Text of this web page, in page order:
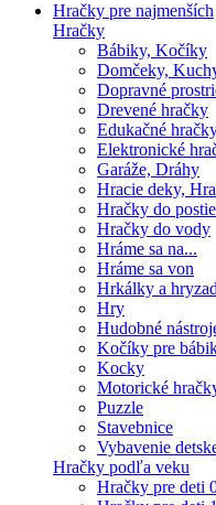
Hračky pre najmenších
Hračky
Bábiky, Kočíky
Domčeky,
Dopravné
Drevené hračky
Edukačné
Elektronické
Garáže, Dráhy
Hracie deky,
Hračky do
Hračky do vody
Hráme sa na...
Hráme sa von
Hrkálky a
Hry
Hudobné
Kočíky pre
Kocky
Motorické
Puzzle
Stavebnice
Vybavenie
Hračky podľa veku
Hračky pre deti